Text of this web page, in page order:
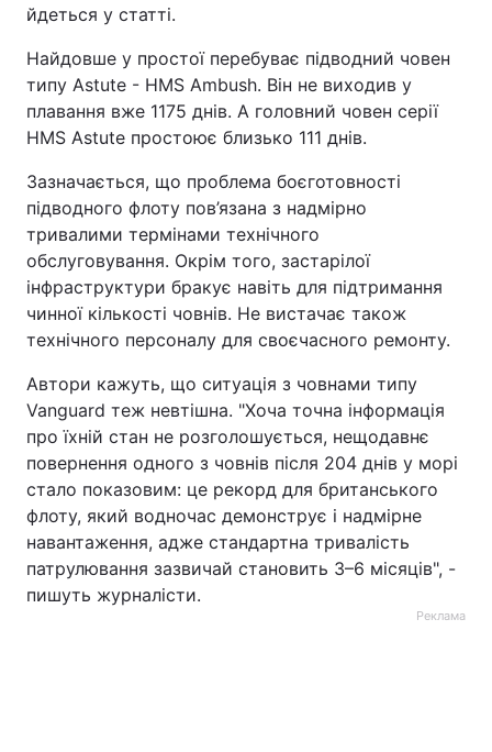
йдеться у статті.
Найдовше у простої перебуває підводний човен
типу Astute - HMS Ambush. Він не виходив у
плавання вже 1175 днів. А головний човен серії
HMS Astute простоює близько 111 днів.
Зазначається, що проблема боєготовності
підводного флоту пов’язана з надмірно
тривалими термінами технічного
обслуговування. Окрім того, застарілої
інфраструктури бракує навіть для підтримання
чинної кількості човнів. Не вистачає також
технічного персоналу для своєчасного ремонту.
Автори кажуть, що ситуація з човнами типу
Vanguard теж невтішна. "Хоча точна інформація
про їхній стан не розголошується, нещодавнє
повернення одного з човнів після 204 днів у морі
стало показовим: це рекорд для британського
флоту, який водночас демонструє і надмірне
навантаження, адже стандартна тривалість
патрулювання зазвичай становить 3–6 місяців", -
пишуть журналісти.
Реклама